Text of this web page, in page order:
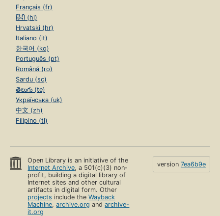
Français (fr)
हिंदी (hi)
Hrvatski (hr)
Italiano (it)
한국어 (ko)
Português (pt)
Română (ro)
Sardu (sc)
తెలుగు (te)
Українська (uk)
中文 (zh)
Filipino (tl)
Open Library is an initiative of the
Internet Archive, a 501(c)(3) non-
profit, building a digital library of
Internet sites and other cultural
artifacts in digital form. Other
projects include theWayback
Machine,archive.org andarchive-
it.org
version 7ea6b9e